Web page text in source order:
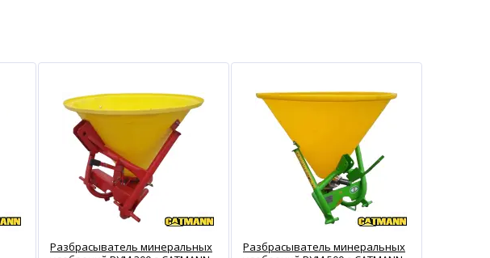
Разбрасыватель минеральных
Разбрасыватель минеральных